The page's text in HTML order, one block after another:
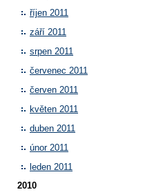
říjen 2011
září 2011
srpen 2011
červenec 2011
červen 2011
květen 2011
duben 2011
únor 2011
leden 2011
2010